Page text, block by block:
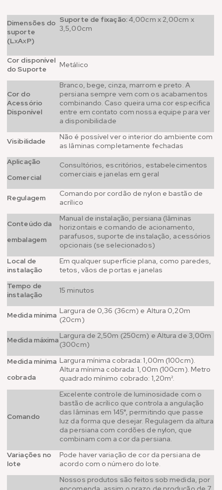
Dimensões do
suporte
(LxAxP)
Suporte de fixação:4,00cm x 2,00cm x
3,5,00cm
Cor disponível
do Suporte
Metálico
Cor do
Acessório
Disponível
Branco, bege, cinza, marrom e preto. A
persiana sempre vem com os acabamentos
combinando. Caso queira uma cor especifica
entre em contato com nossa equipe para ver
a disponibilidade
Visibilidade
Não é possível ver o interior do ambiente com
as lâminas completamente fechadas
Aplicação
Comercial
Consultórios, escritórios, estabelecimentos
comerciais e janelas em geral
Regulagem
Comando por cordão de nylon e bastão de
acrílico
Conteúdo da
embalagem
Manual de instalação, persiana (lâminas
horizontais e comando de acionamento,
parafusos, suporte de instalação, acessórios
opcionais (se selecionados)
Local de
instalação
Em qualquer superfície plana, como paredes,
tetos, vãos de portas e janelas
Tempo de
instalação
15 minutos
Medida mínima Largura de 0,36 (36cm) e Altura 0,20m
(20cm)
Medida máximaLargura de 2,50m (250cm) e Altura de 3,00m
(300cm)
Medida mínima
cobrada
Largura mínima cobrada: 1,00m (100cm).
Altura mínima cobrada: 1,00m (100cm). Metro
quadrado mínimo cobrado: 1,20m².
Comando
Excelente controle de luminosidade com o
bastão de acrílico que controla a angulação
das lâminas em 145°, permitindo que passe
luz da forma que desejar. Regulagem da altura
da persiana com cordões de nylon, que
combinam com a cor da persiana.
Variações no
lote
Pode haver variação de cor da persiana de
acordo com o número do lote.
Nossos produtos são feitos sob medida, por